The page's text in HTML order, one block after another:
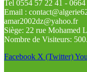
Tel 0554 57 22 41 -
Email :
amar2002dz@yahoo.fr
Siège: 22 rue Mohamed
Nombre de Visiteurs:
Facebook X (Twitter)